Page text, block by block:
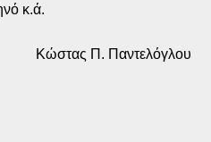
κ.ά.
Κώστας Π. Παντελόγλου